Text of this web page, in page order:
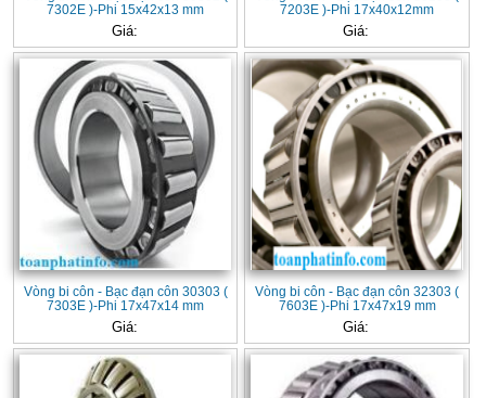
7302E )-Phi 15x42x13 mm
Giá:
7203E )-Phi 17x40x12mm
Giá:
Vòng bi côn - Bạc đạn côn 30303 (
7303E )-Phi 17x47x14 mm
Giá:
Vòng bi côn - Bạc đạn côn 32303 (
7603E )-Phi 17x47x19 mm
Giá: